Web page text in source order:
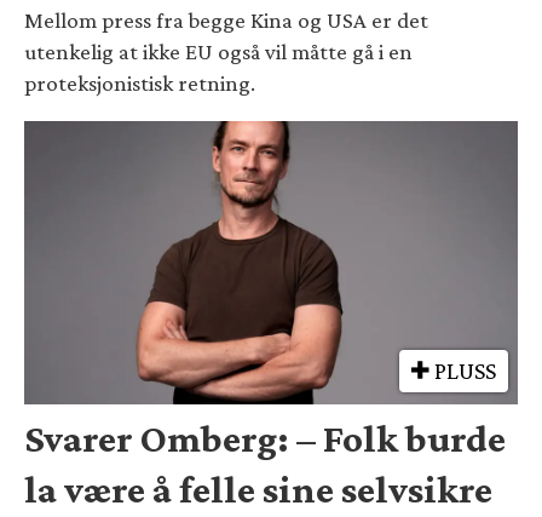
Mellom press fra begge Kina og USA er det
utenkelig at ikke EU også vil måtte gå i en
proteksjonistisk retning.
PLUSS
Svarer Omberg: – Folk burde
la være å felle sine selvsikre